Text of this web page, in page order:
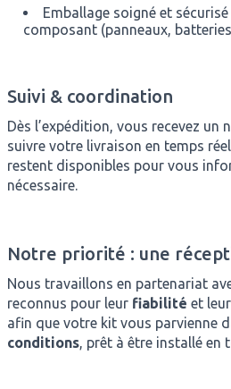
Emballage soigné et
composant (panneaux,
Suivi & coordination
Dès l’expédition, vous recevez un
suivre votre livraison en temps
restent disponibles pour vous
nécessaire.
Notre priorité : une
Nous travaillons en partenariat
reconnus pour leur fiabilité et leur
afin que votre kit vous parvienne
conditions, prêt à être installé en